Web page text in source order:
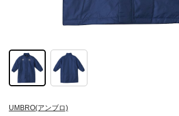
UMBRO(アンブロ)